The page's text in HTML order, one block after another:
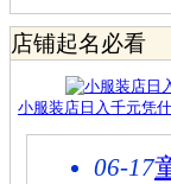
店铺起名必看
小服装店日入千元凭
06-17